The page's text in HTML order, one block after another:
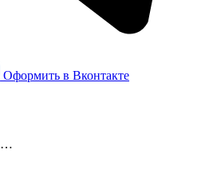
Оформить в Вконтакте
…